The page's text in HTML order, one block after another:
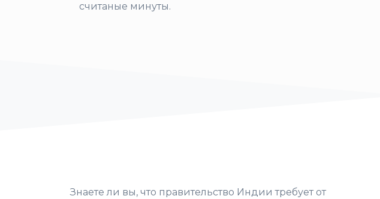
считаные минуты.
Знаете ли вы, что правительство Индии требует от